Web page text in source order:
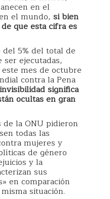
en el
el mundo, si bien
que esta cifra es
del 5% del total de
ser ejecutadas,
mes de octubre
contra la Pena
significa
ocultas en gran
la ONU pidieron
todas las
mujeres y
de género
y la
sus
en comparación
situación.